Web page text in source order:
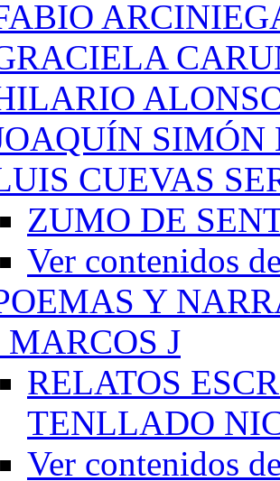
SIMÓN
CUEVAS
ZUMO DE
Ver contenidos
Y
_MARCOS J
RELATOS
TENLLADO
Ver contenidos